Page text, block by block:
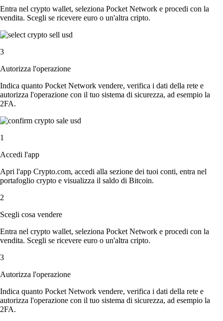
Entra nel crypto wallet, seleziona Pocket Network e procedi con la
vendita. Scegli se ricevere euro o un'altra cripto.
3
Autorizza l'operazione
Indica quanto Pocket Network vendere, verifica i dati della rete e
autorizza l'operazione con il tuo sistema di sicurezza, ad esempio la
2FA.
1
Accedi l'app
Apri l'app Crypto.com, accedi alla sezione dei tuoi conti, entra nel
portafoglio crypto e visualizza il saldo di Bitcoin.
2
Scegli cosa vendere
Entra nel crypto wallet, seleziona Pocket Network e procedi con la
vendita. Scegli se ricevere euro o un'altra cripto.
3
Autorizza l'operazione
Indica quanto Pocket Network vendere, verifica i dati della rete e
autorizza l'operazione con il tuo sistema di sicurezza, ad esempio la
2FA.